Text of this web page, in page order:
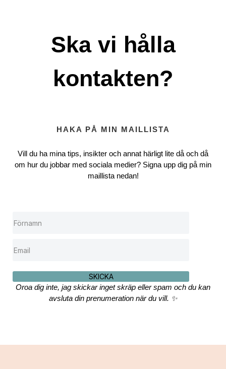
Ska vi hålla
kontakten?
HAKA PÅ MIN MAILLISTA
Vill du ha mina tips, insikter och annat härligt lite då och då
om hur du jobbar med sociala medier? Signa upp dig på min
maillista nedan!
SKICKA
Oroa dig inte, jag skickar inget skräp eller spam och du kan
avsluta din prenumeration när du vill. ✨